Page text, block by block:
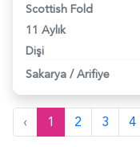
Scottish Fold
11 Aylık
Dişi
Sakarya / Arifiye
‹ 1 2 3 4